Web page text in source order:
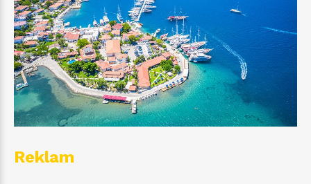
Reklam